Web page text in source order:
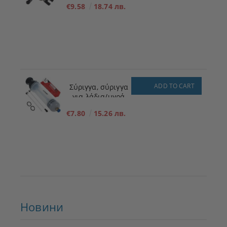
καυσίμου για
€9.58 18.74 лв.
Σύριγγα, σύριγγα
για λάδια/υγρά
€7.80 15.26 лв.
ADD TO CART
Новини